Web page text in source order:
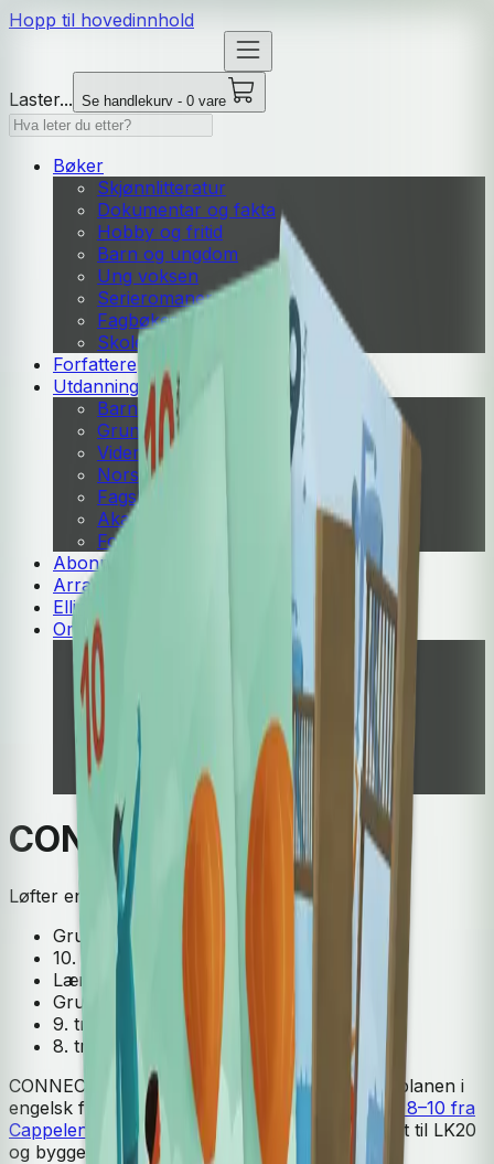
Hopp til hovedinnhold
Laster... Se handlekurv - 0 vare
Bøker
Skjønnlitteratur
Dokumentar og fakta
Hobby og fritid
Barn og ungdom
Ung voksen
Serieromaner
Fagbøker
Skolebøker
Forfattere
Utdanning
Barnehage
Grunnskole
Videregående
Norsk som andrespråk
Fagskole
Akademisk
Forskning
Abonnement
Arrangementer
Elling bokkafé
Om Cappelen Damm
Presse
Nyhetsbrev
Send inn manus
Priser og nominasjoner
Stipender og minnepriser
Kataloger
Rapport 2025
CONNECT 8-10
Løfter engelsk som språkfag
Grunnskole
10. trinn
Lærerens bok
Grunnbok
9. trinn
8. trinn
CONNECT 8–10 er skrevet til den justerte læreplanen i
engelsk fra 2013 og blir nå erstattet av
Engelsk 8–10 fra
Cappelen Damm . Det nye læreverket er skrevet til LK20
og bygger videre på CONNECT.